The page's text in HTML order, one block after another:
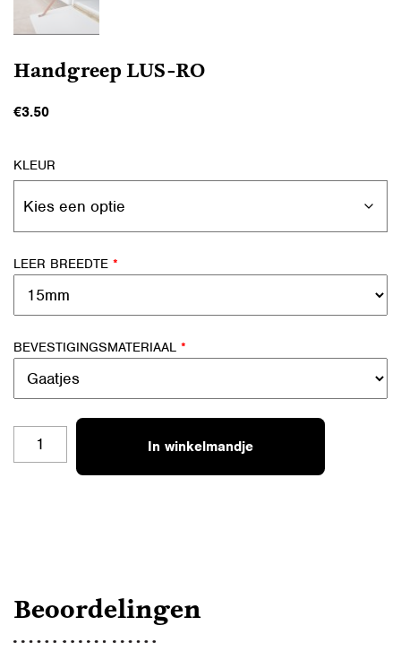
Handgreep LUS-RO
€3.50
KLEUR
LEER BREEDTE *
BEVESTIGINGSMATERIAAL *
HANDGREEP
LUS-
In winkelmandje
Beoordelingen